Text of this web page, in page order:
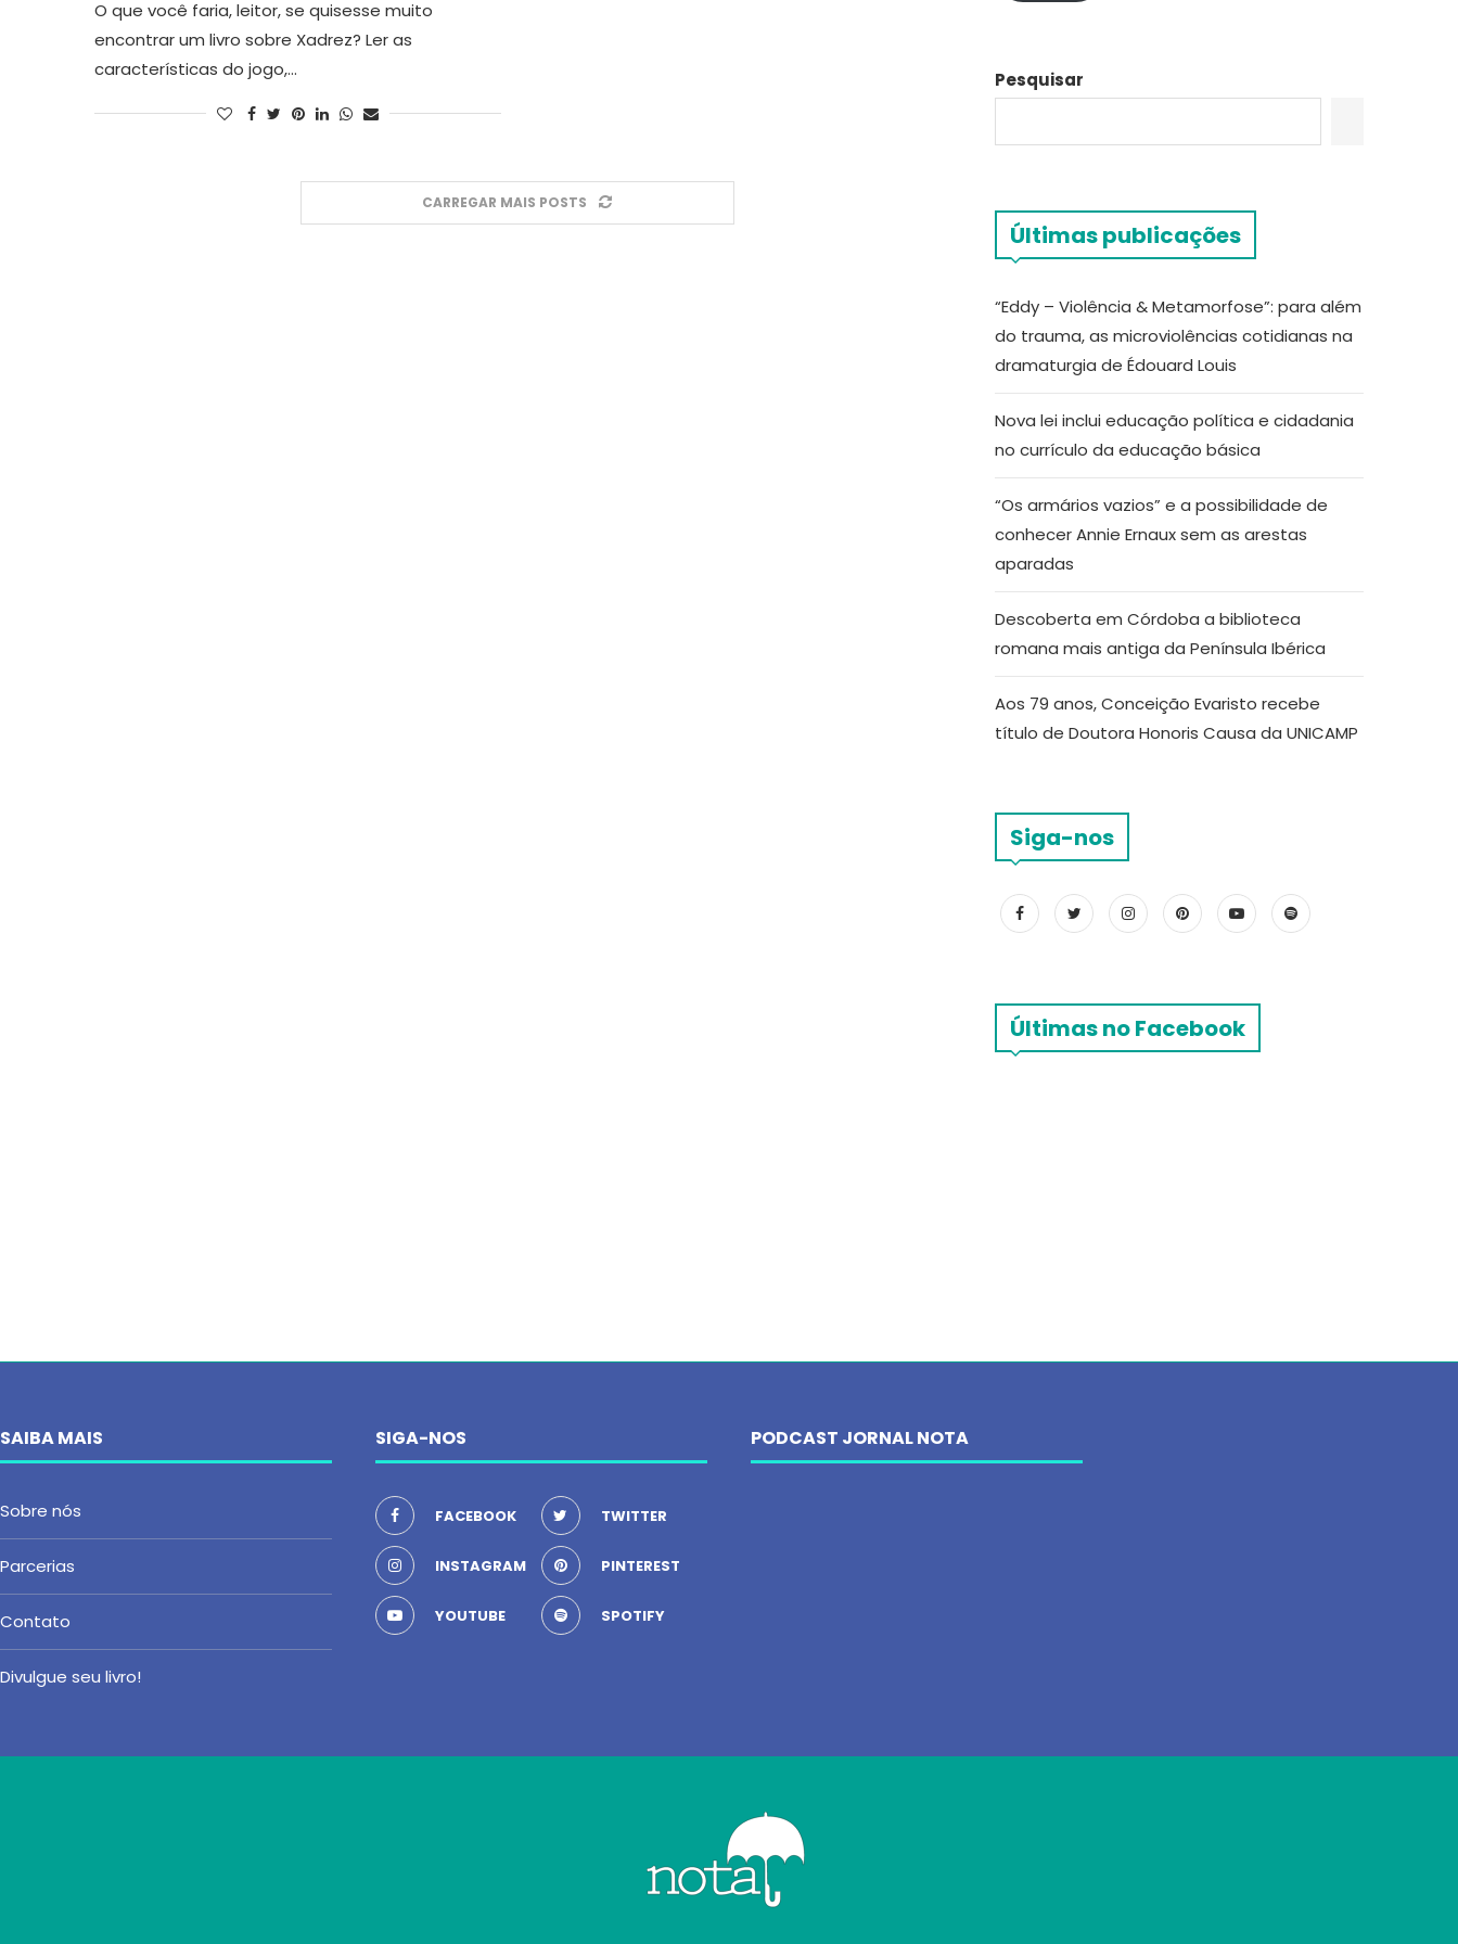
O que você faria, leitor, se quisesse muito
encontrar um livro sobre Xadrez? Ler as
características do jogo,…
CARREGAR MAIS POSTS
Pesquisar
Últimas publicações
“Eddy – Violência & Metamorfose”: para além
do trauma, as microviolências cotidianas na
dramaturgia de Édouard Louis
Nova lei inclui educação política e cidadania
no currículo da educação básica
“Os armários vazios” e a possibilidade de
conhecer Annie Ernaux sem as arestas
aparadas
Descoberta em Córdoba a biblioteca
romana mais antiga da Península Ibérica
Aos 79 anos, Conceição Evaristo recebe
título de Doutora Honoris Causa da UNICAMP
Siga-nos
Últimas no Facebook
SAIBA MAIS
Sobre nós
Parcerias
Contato
Divulgue seu livro!
SIGA-NOS
FACEBOOK TWITTER
INSTAGRAM PINTEREST
YOUTUBE SPOTIFY
PODCAST JORNAL NOTA